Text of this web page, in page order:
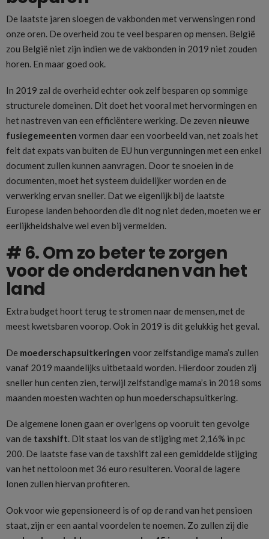
De laatste jaren sloegen de vakbonden met verwensingen rond
onze oren. De overheid zou te veel besparen op mensen. België
zou België niet zijn indien we de vakbonden in 2019 niet zouden
horen. En maar goed ook.
In 2019 zal de overheid echter ook zelf besparen op sommige
structurele domeinen. Dit doet het vooral met hervormingen en
het nastreven van een efficiëntere werking. De zeven nieuwe
fusiegemeenten vormen daar een voorbeeld van, net zoals het
feit dat expats van buiten de EU hun vergunningen met een enkel
document zullen kunnen aanvragen. Door te snoeien in de
documenten, moet het systeem duidelijker worden en de
verwerking ervan sneller. Dat we eigenlijk bij de laatste
Europese landen behoorden die dit nog niet deden, moeten we er
eerlijkheidshalve wel even bij vermelden.
# 6. Om zo beter te zorgen
voor de onderdanen van het
land
Extra budget hoort terug te stromen naar de mensen, met de
meest kwetsbaren voorop. Ook in 2019 is dit gelukkig het geval.
De moederschapsuitkeringen voor zelfstandige mama’s zullen
vanaf 2019 maandelijks uitbetaald worden. Hierdoor zouden zij
sneller hun centen zien, terwijl zelfstandige mama’s in 2018 soms
maanden moesten wachten op hun moederschapsuitkering.
De algemene lonen gaan er overigens op vooruit ten gevolge
van de taxshift. Dit staat los van de stijging met 2,16% in pc
200. De laatste fase van de taxshift zal een gemiddelde stijging
van het nettoloon met 36 euro resulteren. Vooral de lagere
lonen zullen hiervan profiteren.
Ook voor wie gepensioneerd is of op de rand van het pensioen
staat, zijn er een aantal voordelen te noemen. Zo zullen zij die